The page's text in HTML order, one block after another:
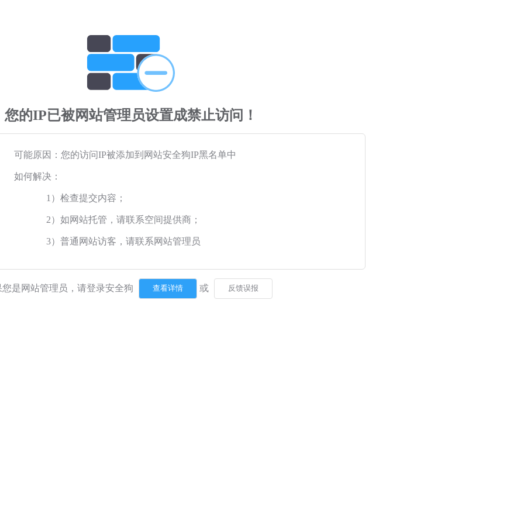
您的IP已被网站管理员设置成禁止访问！
可能原因：您的访问IP被添加到网站安全狗IP黑名单中
如何解决：
1）检查提交内容；
2）如网站托管，请联系空间提供商；
3）普通网站访客，请联系网站管理员
您是网站管理员，请登录安全狗 或